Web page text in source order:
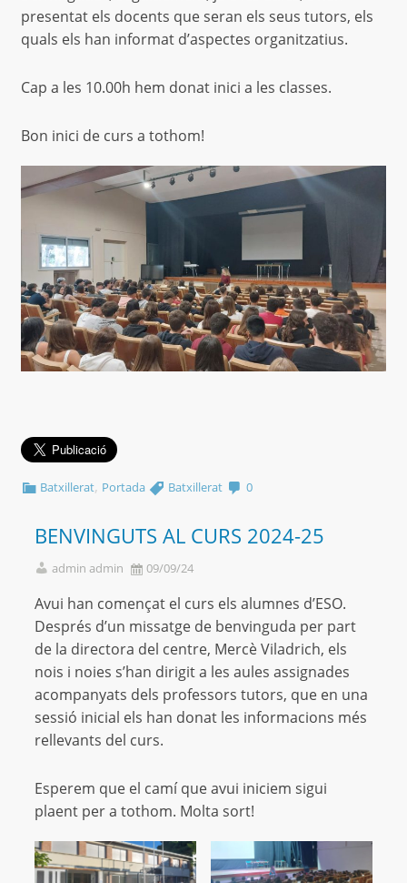
presentat els docents que seran els seus tutors, els
quals els han informat d’aspectes organitzatius.
Cap a les 10.00h hem donat inici a les classes.
Bon inici de curs a tothom!
Batxillerat, Portada Batxillerat 0
BENVINGUTS AL CURS 2024-25
admin admin 09/09/24
Avui han començat el curs els alumnes d’ESO.
Després d’un missatge de benvinguda per part
de la directora del centre, Mercè Viladrich, els
nois i noies s’han dirigit a les aules assignades
acompanyats dels professors tutors, que en una
sessió inicial els han donat les informacions més
rellevants del curs.
Esperem que el camí que avui iniciem sigui
plaent per a tothom. Molta sort!